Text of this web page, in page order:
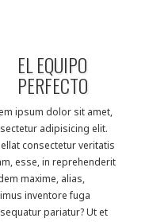
EL EQUIPO
PERFECTO
ipsum dolor sit amet,
adipisicing elit.
consectetur veritatis
esse, in reprehenderit
maxime, alias,
inventore fuga
pariatur? Ut et